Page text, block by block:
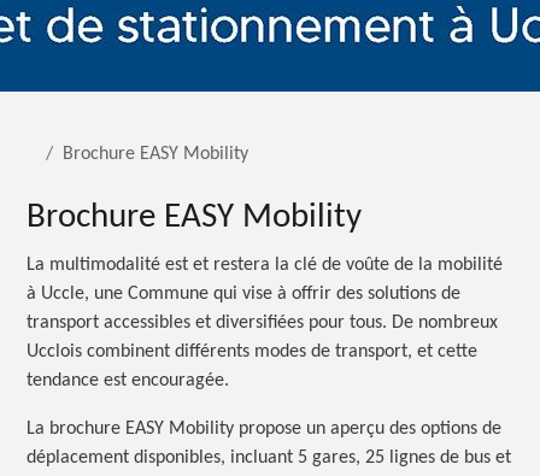
Brochure EASY Mobility
Brochure EASY Mobility
La multimodalité est et restera la clé de voûte de la mobilité
à Uccle, une Commune qui vise à offrir des solutions de
transport accessibles et diversifiées pour tous. De nombreux
Ucclois combinent différents modes de transport, et cette
tendance est encouragée.
La brochure EASY Mobility propose un aperçu des options de
déplacement disponibles, incluant 5 gares, 25 lignes de bus et